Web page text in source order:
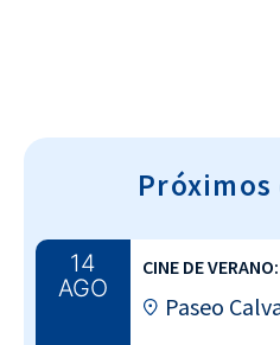
14
AGO
CINE DE
Paseo